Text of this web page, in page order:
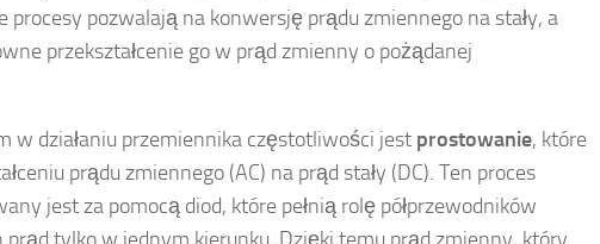
procesy pozwalają na konwersję prądu zmiennego na stały, a
przekształcenie go w prąd zmienny o pożądanej
w działaniu przemiennika częstotliwości jest prostowanie, które
prądu zmiennego (AC) na prąd stały (DC). Ten proces
jest za pomocą diod, które pełnią rolę półprzewodników